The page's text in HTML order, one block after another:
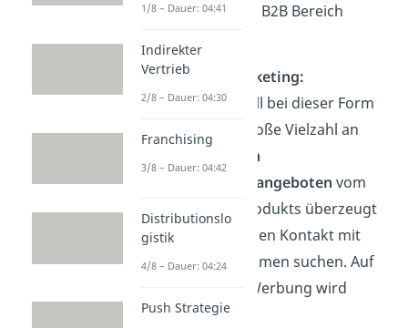
Marketing, die im B2B Bereich
Inbound Marketing:
Der Kunde soll bei dieser Form
durch eine große Vielzahl an
hochwertigen
Informationsangeboten vom
Kauf eines Produkts überzeugt
werden und den Kontakt mit
den Unternehmen suchen. Auf
aufwendige Werbung wird
verzichtet.
1/8 – Dauer: 04:41
Indirekter
Vertrieb
2/8 – Dauer: 04:30
Franchising
3/8 – Dauer: 04:42
Distributionslo
gistik
4/8 – Dauer: 04:24
Push Strategie